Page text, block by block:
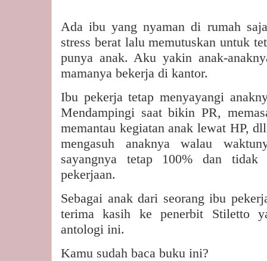
Ada ibu yang nyaman di rumah
stress berat lalu memutuskan untuk
punya anak. Aku yakin anak-
mamanya bekerja di kantor.
Ibu pekerja tetap menyayangi
Mendampingi saat bikin PR,
memantau kegiatan anak lewat HP,
mengasuh anaknya walau
sayangnya tetap 100% dan tidak
pekerjaan.
Sebagai anak dari seorang ibu
terima kasih ke penerbit Stiletto
antologi ini.
Kamu sudah baca buku ini?